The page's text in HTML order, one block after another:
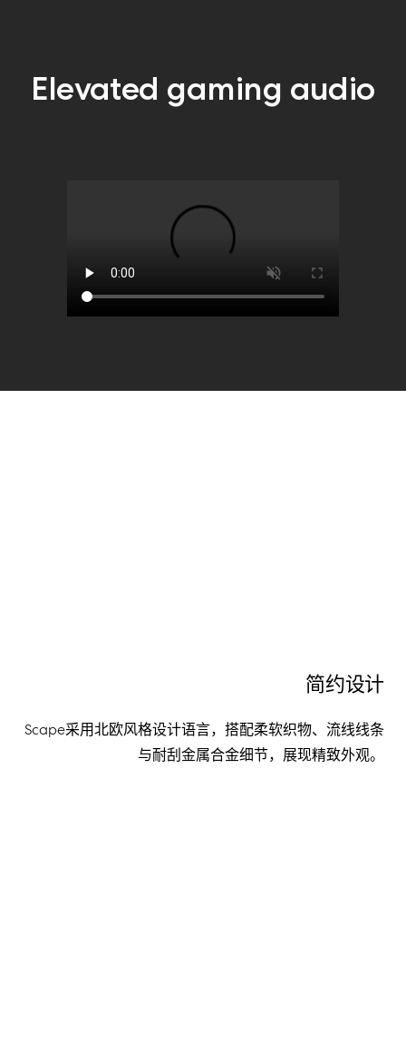
Elevated gaming audio
简约设计
Scape采用北欧风格设计语言，搭配柔软织物、流线线条
与耐刮金属合金细节，展现精致外观。